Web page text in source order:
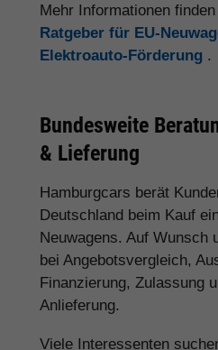
Mehr Informationen
Ratgeber für EU-
Elektroauto-Förderung .
Bundesweite
& Lieferung
Hamburgcars berät
Deutschland beim Kauf
Neuwagens. Auf Wunsch
bei Angebotsvergleich,
Finanzierung, Zulassung
Anlieferung.
Viele Interessenten